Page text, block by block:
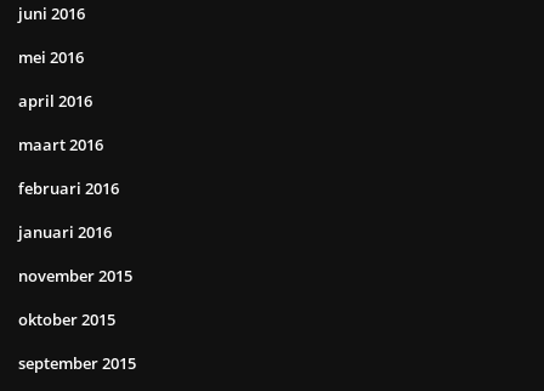
juni 2016
mei 2016
april 2016
maart 2016
februari 2016
januari 2016
november 2015
oktober 2015
september 2015